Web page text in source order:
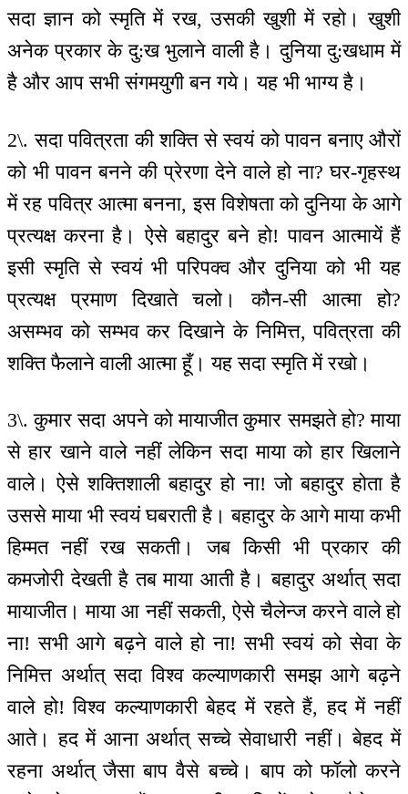
सदा ज्ञान को स्मृति में रख, उसकी खुशी में रहो। खुशी
अनेक प्रकार के दु:ख भुलाने वाली है। दुनिया दु:खधाम में
है और आप सभी संगमयुगी बन गये। यह भी भाग्य है।
2\. सदा पवित्रता की शक्ति से स्वयं को पावन बनाए औरों
को भी पावन बनने की प्रेरणा देने वाले हो ना? घर-गृहस्थ
में रह पवित्र आत्मा बनना, इस विशेषता को दुनिया के आगे
प्रत्यक्ष करना है। ऐसे बहादुर बने हो! पावन आत्मायें हैं
इसी स्मृति से स्वयं भी परिपक्व और दुनिया को भी यह
प्रत्यक्ष प्रमाण दिखाते चलो। कौन-सी आत्मा हो?
असम्भव को सम्भव कर दिखाने के निमित्त, पवित्रता की
शक्ति फैलाने वाली आत्मा हूँ। यह सदा स्मृति में रखो।
3\. कुमार सदा अपने को मायाजीत कुमार समझते हो? माया
से हार खाने वाले नहीं लेकिन सदा माया को हार खिलाने
वाले। ऐसे शक्तिशाली बहादुर हो ना! जो बहादुर होता है
उससे माया भी स्वयं घबराती है। बहादुर के आगे माया कभी
हिम्मत नहीं रख सकती। जब किसी भी प्रकार की
कमजोरी देखती है तब माया आती है। बहादुर अर्थात् सदा
मायाजीत। माया आ नहीं सकती, ऐसे चैलेन्ज करने वाले हो
ना! सभी आगे बढ़ने वाले हो ना! सभी स्वयं को सेवा के
निमित्त अर्थात् सदा विश्व कल्याणकारी समझ आगे बढ़ने
वाले हो! विश्व कल्याणकारी बेहद में रहते हैं, हद में नहीं
आते। हद में आना अर्थात् सच्चे सेवाधारी नहीं। बेहद में
रहना अर्थात् जैसा बाप वैसे बच्चे। बाप को फॉलो करने